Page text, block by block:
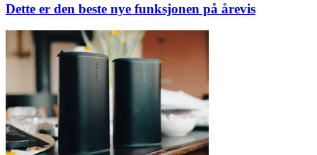
Dette er den beste nye funksjonen på årevis